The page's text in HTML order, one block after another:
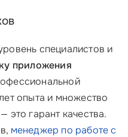
специалистов и
приложения
опыта и множество
это гарант качества.
менеджер по работе с